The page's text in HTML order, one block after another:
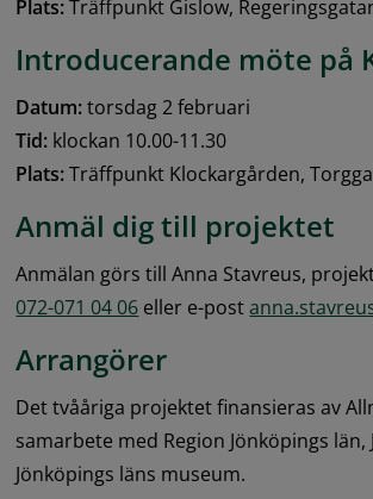
Plats: Träffpunkt Gislow,
Introducerande möte på
Datum: torsdag 2 februari
Tid: klockan 10.00-11.30
Plats: Träffpunkt Klockargården,
Anmäl dig till projektet
Anmälan görs till Anna Stavreus,
072-071 04 06 eller e-post
Arrangörer
Det tvååriga projektet finansieras av
samarbete med Region Jönköpings
Jönköpings läns museum.